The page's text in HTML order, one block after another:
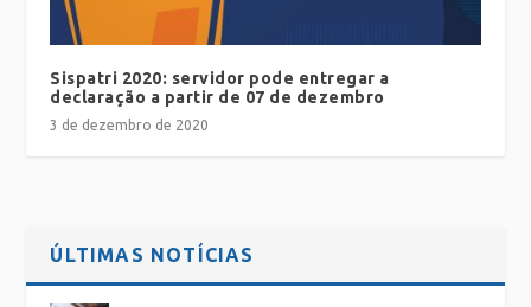
Sispatri 2020: servidor pode entregar a
declaração a partir de 07 de dezembro
3 de dezembro de 2020
ÚLTIMAS NOTÍCIAS